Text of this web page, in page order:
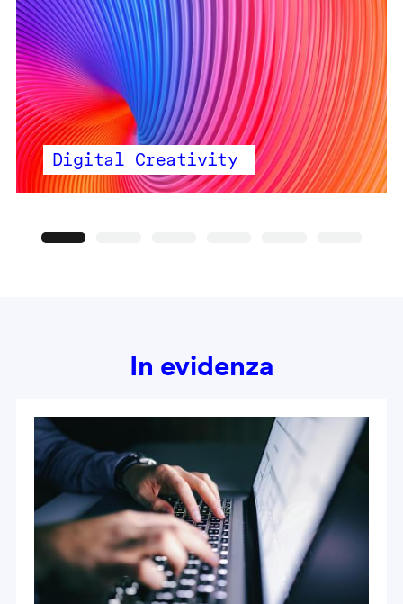
Digital Creativity
In evidenza